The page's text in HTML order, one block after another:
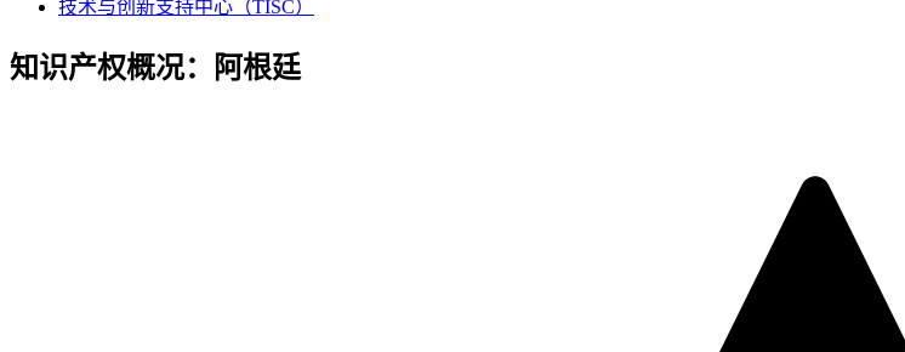
技术与创新支持中心（TISC）
知识产权概况：阿根廷